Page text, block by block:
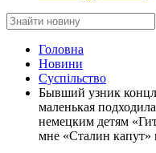
Головна
Новини
Суспільство
Бывший узник
маленькая
немецким детям
мне «Сталин